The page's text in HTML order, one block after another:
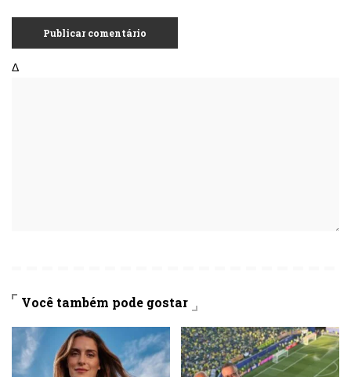
Δ
Você também pode gostar